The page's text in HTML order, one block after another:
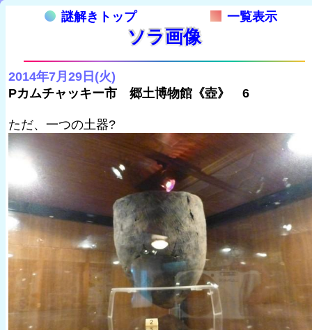
謎解きトップ 一覧表示
ソラ画像
2014年7月29日(火)
Pカムチャッキー市 郷土博物館《壺》 6
ただ、一つの土器?